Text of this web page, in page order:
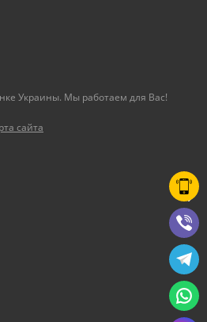
Украины. Мы работаем для Вас!
сайта